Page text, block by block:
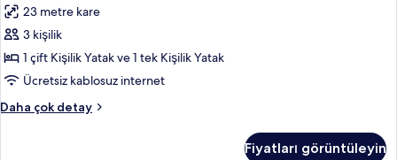
~
hakkında
daha
fazla
detay
Yataklı
Oda
(Deluxe,
Floor
~
23 metre kare
3 kişilik
1 çift Kişilik Yatak ve 1 tek Kişilik Yatak
Ücretsiz kablosuz internet
Daha çok detay
Family
Fiyatları görüntüleyin